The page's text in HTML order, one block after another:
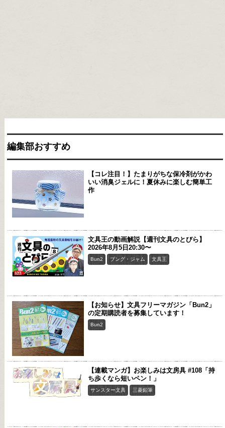
編集部おすすめ
【コレ注目！】たまりがちな保冷剤がかわ
いい消臭ジェルに！夏休みに楽しむ簡単工
作
文具王の動画解説【週刊文具のとびら】
2026年8月5日20:30〜
Bun2 ブング・ジャム 文具王
【お知らせ】文具フリーマガジン「Bun2」
の定期購読者を募集しています！
Bun2
【連載マンガ】お楽しみは文房具 #108「持
ち歩くなら短いペン！」
サンスター文具 三菱鉛筆